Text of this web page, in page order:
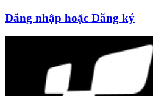
Đăng nhập hoặc Đăng ký